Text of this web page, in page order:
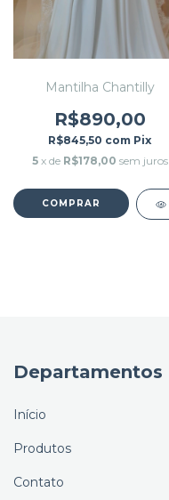
Mantilha Chantilly
R$890,00
R$845,50 com Pix
5 x de R$178,00 sem juros
Departamentos
Início
Produtos
Contato